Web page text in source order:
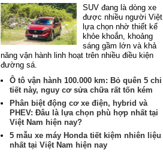
SUV đang là dòng xe
được nhiều người Việt
lựa chọn nhờ thiết kế
khỏe khoắn, khoảng
sáng gầm lớn và khả
năng vận hành linh hoạt trên nhiều điều kiện
đường sá.
Ô tô vận hành 100.000 km: Bỏ quên 5 chi
tiết này, nguy cơ sửa chữa rất tốn kém
Phân biệt động cơ xe điện, hybrid và
PHEV: Đâu là lựa chọn phù hợp nhất tại
Việt Nam hiện nay?
5 mẫu xe máy Honda tiết kiệm nhiên liệu
nhất tại Việt Nam hiện nay